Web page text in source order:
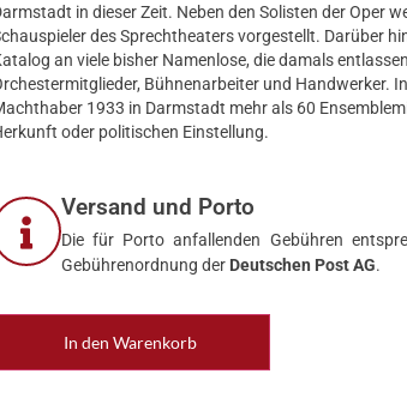
in dieser Zeit. Neben den Solisten der Oper
des Sprechtheaters vorgestellt. Darüber
an viele bisher Namenlose, die damals
Bühnenarbeiter und Handwerker.
1933 in Darmstadt mehr als 60
oder politischen Einstellung.
Versand und Porto
Die für Porto anfallenden Gebühren
Gebührenordnung der Deutschen Post AG.
In den Warenkorb